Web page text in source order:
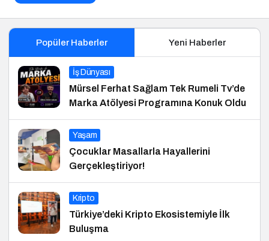
Popüler Haberler Yeni Haberler
İş Dünyası
Mürsel Ferhat Sağlam Tek Rumeli Tv’de
Marka Atölyesi Programına Konuk Oldu
Yaşam
Çocuklar Masallarla Hayallerini
Gerçekleştiriyor!
Kripto
Türkiye’deki Kripto Ekosistemiyle İlk
Buluşma